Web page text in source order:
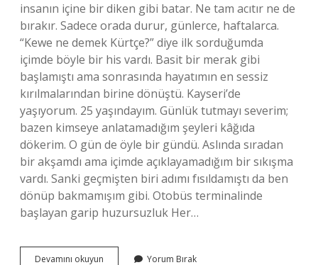
insanın içine bir diken gibi batar. Ne tam acıtır ne de
bırakır. Sadece orada durur, günlerce, haftalarca.
“Kewe ne demek Kürtçe?” diye ilk sorduğumda
içimde böyle bir his vardı. Basit bir merak gibi
başlamıştı ama sonrasında hayatımın en sessiz
kırılmalarından birine dönüştü. Kayseri’de
yaşıyorum. 25 yaşındayım. Günlük tutmayı severim;
bazen kimseye anlatamadığım şeyleri kâğıda
dökerim. O gün de öyle bir gündü. Aslında sıradan
bir akşamdı ama içimde açıklayamadığım bir sıkışma
vardı. Sanki geçmişten biri adımı fısıldamıştı da ben
dönüp bakmamışım gibi. Otobüs terminalinde
başlayan garip huzursuzluk Her…
Devamını okuyun Yorum Bırak